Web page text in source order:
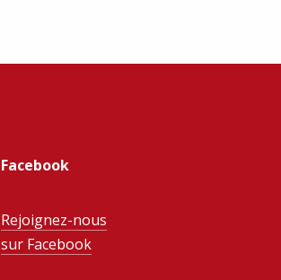
Facebook
Rejoignez-nous
sur Facebook